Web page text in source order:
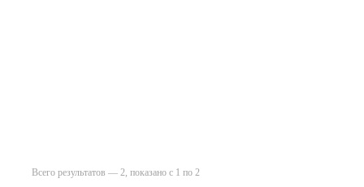
Всего результатов — 2, показано с 1 по 2